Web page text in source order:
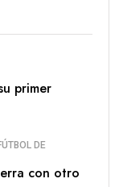
primer
DE
con otro